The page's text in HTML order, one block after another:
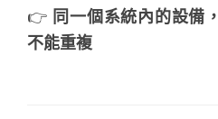
👉 同一個系統內的設備
不能重複